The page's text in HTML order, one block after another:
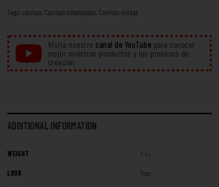
Tags: camisas Camisas estampadas Camisas vintage
Visita nuestro canal de YouTube para conocer
mejor nuestros productos y los procesos de
creación
ADDITIONAL INFORMATION
WEIGHT 6 kg
LOOK Tops